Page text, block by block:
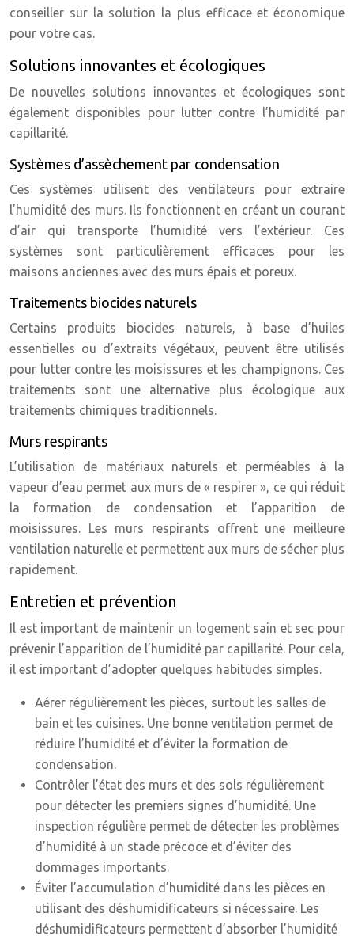
conseiller sur la solution la plus efficace et économique
pour votre cas.
Solutions innovantes et écologiques
De nouvelles solutions innovantes et écologiques sont
également disponibles pour lutter contre l’humidité par
capillarité.
Systèmes d’assèchement par condensation
Ces systèmes utilisent des ventilateurs pour extraire
l’humidité des murs. Ils fonctionnent en créant un courant
d’air qui transporte l’humidité vers l’extérieur. Ces
systèmes sont particulièrement efficaces pour les
maisons anciennes avec des murs épais et poreux.
Traitements biocides naturels
Certains produits biocides naturels, à base d’huiles
essentielles ou d’extraits végétaux, peuvent être utilisés
pour lutter contre les moisissures et les champignons. Ces
traitements sont une alternative plus écologique aux
traitements chimiques traditionnels.
Murs respirants
L’utilisation de matériaux naturels et perméables à la
vapeur d’eau permet aux murs de « respirer », ce qui réduit
la formation de condensation et l’apparition de
moisissures. Les murs respirants offrent une meilleure
ventilation naturelle et permettent aux murs de sécher plus
rapidement.
Entretien et prévention
Il est important de maintenir un logement sain et sec pour
prévenir l’apparition de l’humidité par capillarité. Pour cela,
il est important d’adopter quelques habitudes simples.
Aérer régulièrement les pièces, surtout les salles de
bain et les cuisines. Une bonne ventilation permet de
réduire l’humidité et d’éviter la formation de
condensation.
Contrôler l’état des murs et des sols régulièrement
pour détecter les premiers signes d’humidité. Une
inspection régulière permet de détecter les problèmes
d’humidité à un stade précoce et d’éviter des
dommages importants.
Éviter l’accumulation d’humidité dans les pièces en
utilisant des déshumidificateurs si nécessaire. Les
déshumidificateurs permettent d’absorber l’humidité